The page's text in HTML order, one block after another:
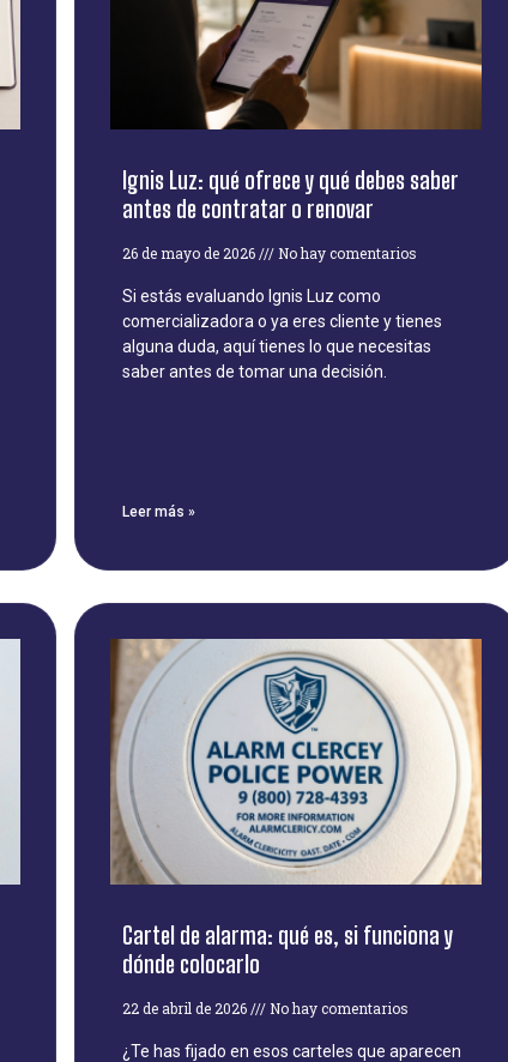
Ignis Luz: qué ofrece y qué debes saber
antes de contratar o renovar
26 de mayo de 2026 No hay comentarios
Si estás evaluando Ignis Luz como
comercializadora o ya eres cliente y tienes
alguna duda, aquí tienes lo que necesitas
saber antes de tomar una decisión.
Leer más »
Cartel de alarma: qué es, si funciona y
dónde colocarlo
22 de abril de 2026 No hay comentarios
¿Te has fijado en esos carteles que aparecen